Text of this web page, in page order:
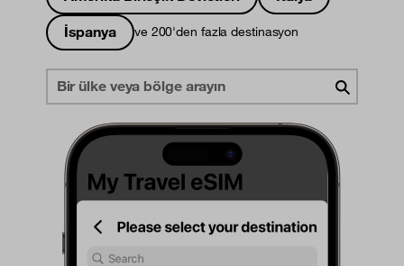
İspanya
ve 200'den fazla destinasyon